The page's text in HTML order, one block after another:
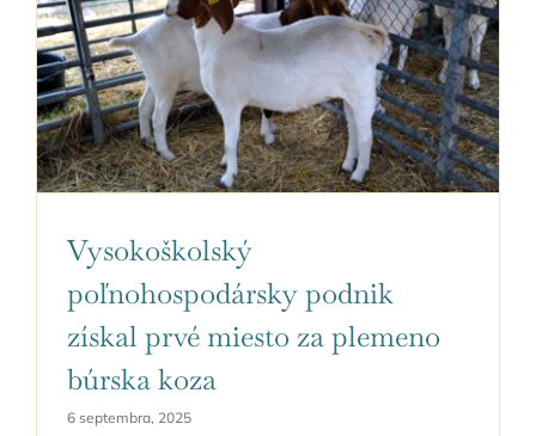
Vysokoškolský
poľnohospodársky podnik
získal prvé miesto za plemeno
búrska koza
6 septembra, 2025